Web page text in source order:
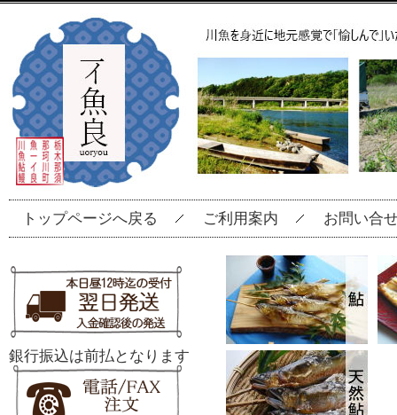
トップページへ戻る ご利用案内 お問い合
銀行振込は前払となります